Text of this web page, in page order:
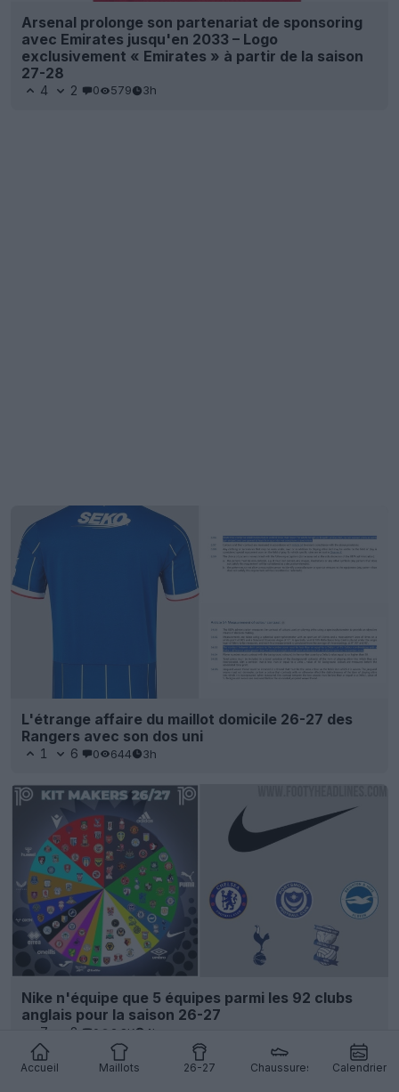
Accueil Maillots 26-27 Chaussures Calendrier
Arsenal prolonge son partenariat de sponsoring
avec Emirates jusqu'en 2033 – Logo
exclusivement « Emirates » à partir de la saison
27-28
4 2 0 579 3h
L'étrange affaire du maillot domicile 26-27 des
Rangers avec son dos uni
1 6 0 644 3h
Nike n'équipe que 5 équipes parmi les 92 clubs
anglais pour la saison 26-27
7 8 0 2.8K 4h